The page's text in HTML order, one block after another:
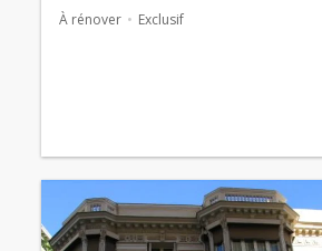
À rénover Exclusif